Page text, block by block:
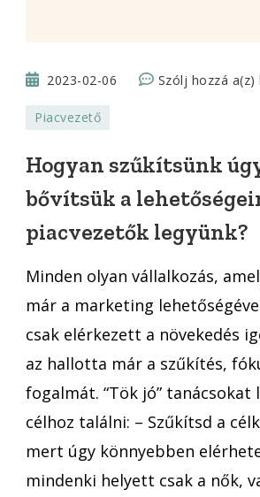
2023-02-06 Szólj hozzá a(z)
Piacvezető
Hogyan szűkítsünk
bővítsük a
piacvezetők legyünk?
Minden olyan vállalkozás,
már a marketing
csak elérkezett a növekedés
az hallotta már a szűkítés,
fogalmát. “Tök jó” tanácsokat
célhoz találni: – Szűkítsd a
mert úgy könnyebben
mindenki helyett csak a nők,